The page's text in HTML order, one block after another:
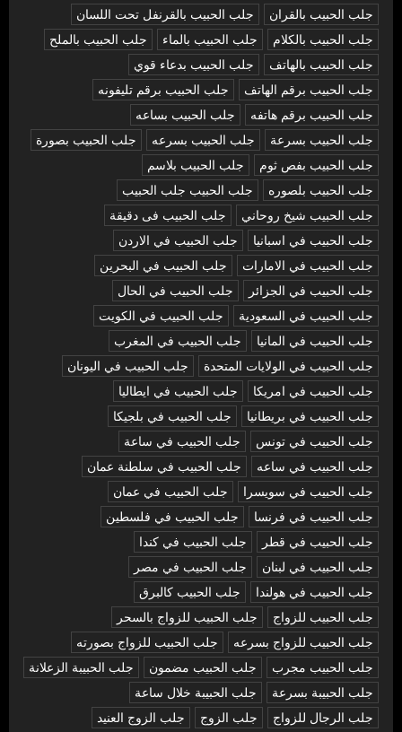
جلب الحبيب بالقران
جلب الحبيب بالقرنفل تحت اللسان
جلب الحبيب بالكلام
جلب الحبيب بالماء
جلب الحبيب بالملح
جلب الحبيب بالهاتف
جلب الحبيب بدعاء قوي
جلب الحبيب برقم الهاتف
جلب الحبيب برقم تليفونه
جلب الحبيب برقم هاتفه
جلب الحبيب بساعه
جلب الحبيب بسرعة
جلب الحبيب بسرعه
جلب الحبيب بصورة
جلب الحبيب بفص ثوم
جلب الحبيب بلاسم
جلب الحبيب بلصوره
جلب الحبيب جلب الحبيب
جلب الحبيب شيخ روحاني
جلب الحبيب فى دقيقة
جلب الحبيب في اسبانيا
جلب الحبيب في الاردن
جلب الحبيب في الامارات
جلب الحبيب في البحرين
جلب الحبيب في الجزائر
جلب الحبيب في الحال
جلب الحبيب في السعودية
جلب الحبيب في الكويت
جلب الحبيب في المانيا
جلب الحبيب في المغرب
جلب الحبيب في الولايات المتحدة
جلب الحبيب في اليونان
جلب الحبيب في امريكا
جلب الحبيب في ايطاليا
جلب الحبيب في بريطانيا
جلب الحبيب في بلجيكا
جلب الحبيب في تونس
جلب الحبيب في ساعة
جلب الحبيب في ساعه
جلب الحبيب في سلطنة عمان
جلب الحبيب في سويسرا
جلب الحبيب في عمان
جلب الحبيب في فرنسا
جلب الحبيب في فلسطين
جلب الحبيب في قطر
جلب الحبيب في كندا
جلب الحبيب في لبنان
جلب الحبيب في مصر
جلب الحبيب في هولندا
جلب الحبيب كالبرق
جلب الحبيب للزواج
جلب الحبيب للزواج بالسحر
جلب الحبيب للزواج بسرعه
جلب الحبيب للزواج بصورته
جلب الحبيب مجرب
جلب الحبيب مضمون
جلب الحبيبة الزعلانة
جلب الحبيبة بسرعة
جلب الحبيبة خلال ساعة
جلب الرجال للزواج
جلب الزوج
جلب الزوج العنيد